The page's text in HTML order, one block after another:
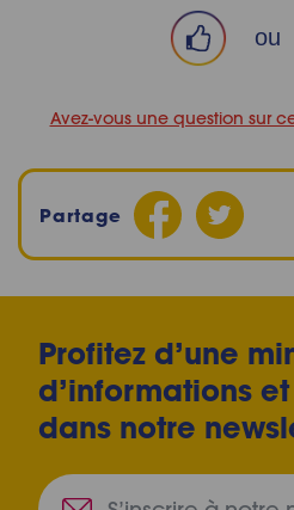
ou
Avez-vous une question sur
Partage
Profitez d’une
d’informations
dans notre